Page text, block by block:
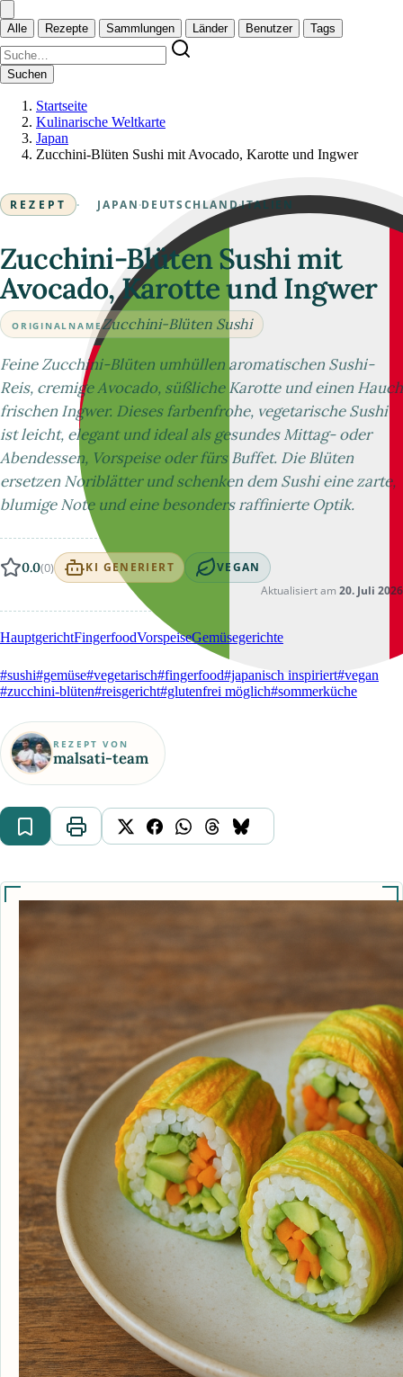
Alle Rezepte Sammlungen Länder Benutzer Tags
Suchen
Startseite
Kulinarische Weltkarte
Japan
Zucchini-Blüten Sushi mit Avocado, Karotte und Ingwer
REZEPT · JAPAN ·DEUTSCHLAND·ITALIEN
Zucchini-Blüten Sushi mit
Avocado, Karotte und Ingwer
ORIGINALNAMEZucchini-Blüten Sushi
Feine Zucchini-Blüten umhüllen aromatischen Sushi-
Reis, cremige Avocado, süßliche Karotte und einen Hauch
frischen Ingwer. Dieses farbenfrohe, vegetarische Sushi
ist leicht, elegant und ideal als gesundes Mittag- oder
Abendessen, Vorspeise oder fürs Buffet. Die Blüten
ersetzen Noriblätter und schenken dem Sushi eine zarte,
blumige Note und eine besonders raffinierte Optik.
0.0(0) KI GENERIERT VEGAN
Aktualisiert am 20. Juli 2026
HauptgerichtFingerfoodVorspeiseGemüsegerichte
#sushi#gemüse#vegetarisch#fingerfood#japanisch inspiriert#vegan
#zucchini-blüten#reisgericht#glutenfrei möglich#sommerküche
REZEPT VON
malsati-team